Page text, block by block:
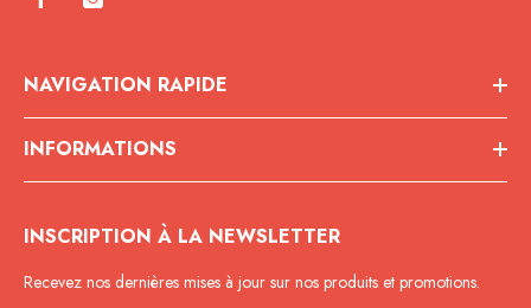
NAVIGATION RAPIDE
INFORMATIONS
INSCRIPTION À LA NEWSLETTER
Recevez nos dernières mises à jour sur nos produits et promotions.